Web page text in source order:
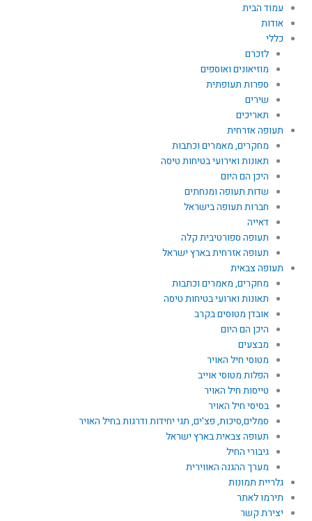
עמוד הבית
אודות
כללי
לזכרם
מוזיאונים ואוספים
ספרות תעופתית
שירים
תאריכים
תעופה אזרחית
מחקרים, מאמרים וכתבות
תאונות ואירועי בטיחות טיסה
היכן הם היום
שדות תעופה ומנחתים
חברות תעופה בישראל
דאייה
תעופה ספורטיבית קלה
תעופה אזרחית בארץ ישראל
תעופה צבאית
מחקרים, מאמרים וכתבות
תאונות וארועי בטיחות טיסה
אובדן מטוסים בקרב
היכן הם היום
מבצעים
מטוסי חיל האויר
הפלות מטוסי אוייב
טייסות חיל האויר
בסיסי חיל האויר
סמלים,סיכות, פצ'ים, תגי יחידות ודרגות בחיל האויר
תעופה צבאית בארץ ישראל
גיבורי החיל
מערך ההגנה האווירית
גלריית תמונות
תירמו לאתר
יצירת קשר